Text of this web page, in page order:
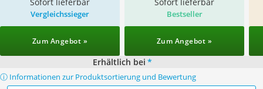
Vergleichssieger
Zum Angebot »
Bestseller
Zum Angebot »
Erhältlich bei *
ⓘ Informationen zur Produktsortierung und Bewertung